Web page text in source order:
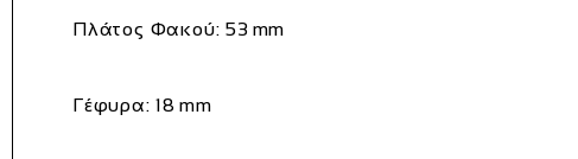
Πλάτος Φακού: 53 mm
Γέφυρα: 18 mm